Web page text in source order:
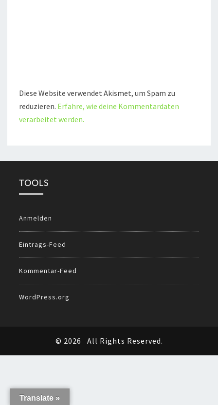
Diese Website verwendet Akismet, um Spam zu
reduzieren. Erfahre, wie deine Kommentardaten
verarbeitet werden.
TOOLS
Anmelden
Eintrags-Feed
Kommentar-Feed
WordPress.org
© 2026 All Rights Reserved.
Translate »